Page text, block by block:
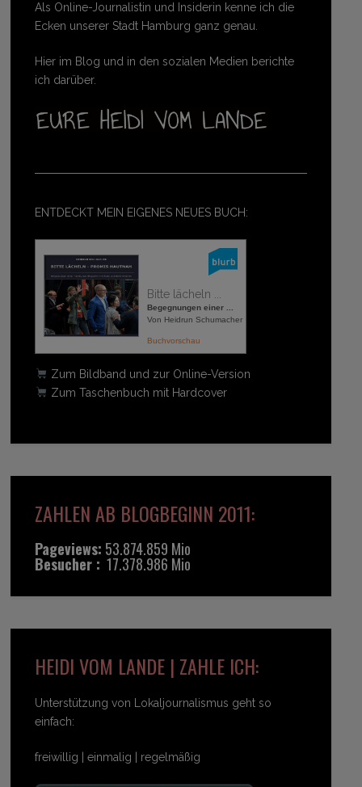
Als Online-Journalistin und Insiderin kenne ich die
Ecken unserer Stadt Hamburg ganz genau.
Hier im Blog und in den sozialen Medien berichte
ich darüber.
ENTDECKT MEIN EIGENES NEUES BUCH:
Bitte lächeln ...
Begegnungen einer ...
Von Heidrun Schumacher
Buchvorschau
Zum Bildband und zur Online-Version
Zum Taschenbuch mit Hardcover
ZAHLEN AB BLOGBEGINN 2011:
Pageviews: 53.874.859 Mio
Besucher : 17.378.986 Mio
HEIDI VOM LANDE | ZAHLE ICH:
Unterstützung von Lokaljournalismus geht so
einfach:
freiwillig | einmalig | regelmäßig